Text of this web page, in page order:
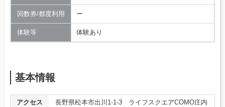
回数券/都度利用 ー
体験等 体験あり
基本情報
アクセス
長野県松本市出川1-1-3 ライフスクエアCOMO庄内